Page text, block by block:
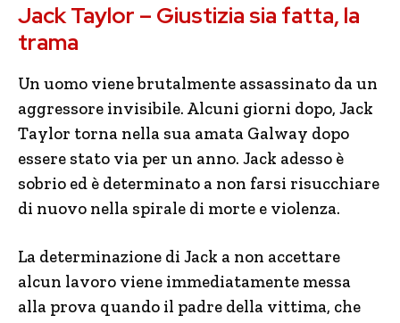
Jack Taylor – Giustizia sia fatta, la
trama
Un uomo viene brutalmente assassinato da un
aggressore invisibile. Alcuni giorni dopo, Jack
Taylor torna nella sua amata Galway dopo
essere stato via per un anno. Jack adesso è
sobrio ed è determinato a non farsi risucchiare
di nuovo nella spirale di morte e violenza.
La determinazione di Jack a non accettare
alcun lavoro viene immediatamente messa
alla prova quando il padre della vittima, che